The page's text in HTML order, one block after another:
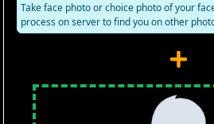
Take face photo or choice photo of your
process on server to find you on other